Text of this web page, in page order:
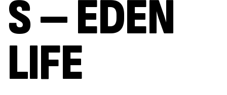
S – EDEN
LIFE